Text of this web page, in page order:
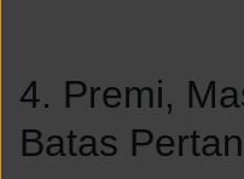
4. Premi,
Batas